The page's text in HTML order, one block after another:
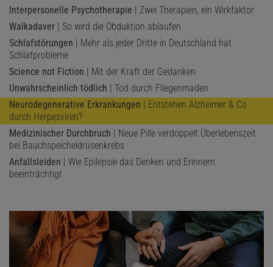
Interpersonelle Psychotherapie | Zwei Therapien, ein Wirkfaktor
Walkadaver | So wird die Obduktion ablaufen
Schlafstörungen | Mehr als jeder Dritte in Deutschland hat
Schlafprobleme
Science not Fiction | Mit der Kraft der Gedanken
Unwahrscheinlich tödlich | Tod durch Fliegenmaden
Neurodegenerative Erkrankungen | Entstehen Alzheimer & Co
durch Herpesviren?
Medizinischer Durchbruch | Neue Pille verdoppelt Überlebenszeit
bei Bauchspeicheldrüsenkrebs
Anfallsleiden | Wie Epilepsie das Denken und Erinnern
beeinträchtigt